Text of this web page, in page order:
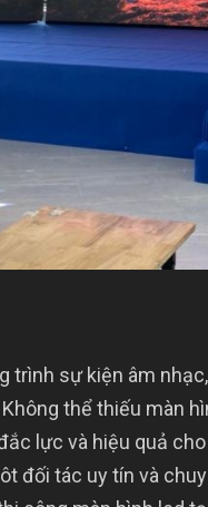
trình sự kiện âm
thể thiếu màn
lực và hiệu quả
đối tác uy tín và